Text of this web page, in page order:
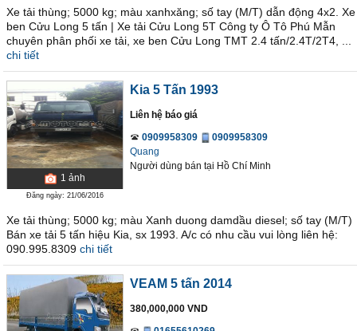
Xe tải thùng; 5000 kg; màu xanhxăng; số tay (M/T) dẫn động 4x2. Xe
ben Cửu Long 5 tấn | Xe tải Cửu Long 5T Công ty Ô Tô Phú Mẫn
chuyên phân phối xe tải, xe ben Cửu Long TMT 2.4 tấn/2.4T/2T4, ...
chi tiết
1 ảnh
Đăng ngày: 21/06/2016
Kia 5 Tấn 1993
Liên hệ báo giá
0909958309
0909958309
Quang
Người dùng bán tại Hồ Chí Minh
Xe tải thùng; 5000 kg; màu Xanh duong damdầu diesel; số tay (M/T)
Bán xe tải 5 tấn hiệu Kia, sx 1993. A/c có nhu cầu vui lòng liên hệ:
090.995.8309 chi tiết
VEAM 5 tấn 2014
380,000,000 VND